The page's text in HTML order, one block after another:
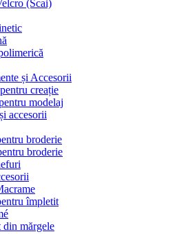
(Scai)
și Accesorii
creație
modelaj
accesorii
broderie
broderie
împletit
mărgele